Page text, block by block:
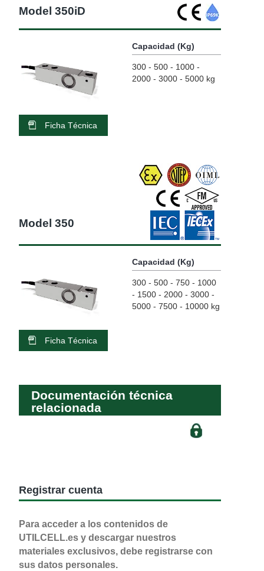
Model 350iD
Ficha Técnica
Capacidad (Kg)
300 - 500 - 1000 -
2000 - 3000 - 5000 kg
Model 350
Ficha Técnica
Capacidad (Kg)
300 - 500 - 750 - 1000
- 1500 - 2000 - 3000 -
5000 - 7500 - 10000 kg
Documentación técnica
relacionada
Registrar cuenta
Para acceder a los contenidos de
UTILCELL.es y descargar nuestros
materiales exclusivos, debe registrarse con
sus datos personales.